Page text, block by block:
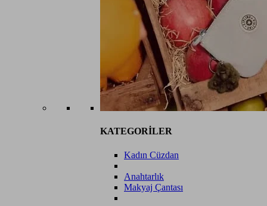
KATEGORİLER
Kadın Cüzdan
Anahtarlık
Makyaj Çantası